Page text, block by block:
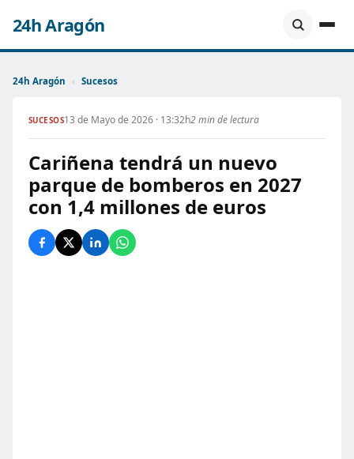
24h Aragón
24h Aragón › Sucesos
SUCESOS13 de Mayo de 2026 · 13:32h2 min de lectura
Cariñena tendrá un nuevo
parque de bomberos en 2027
con 1,4 millones de euros